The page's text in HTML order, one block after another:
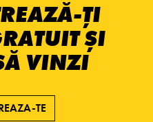
ȚI
ȘI
VINZI
TE